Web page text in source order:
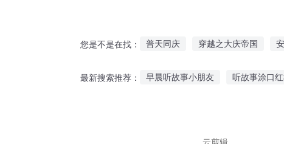
您是不是在找： 普天同庆 穿越之大庆帝国
最新搜索推荐： 早晨听故事小朋友 听故事涂口
云剪辑